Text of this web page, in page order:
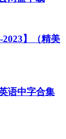
】（精美
语中字合集